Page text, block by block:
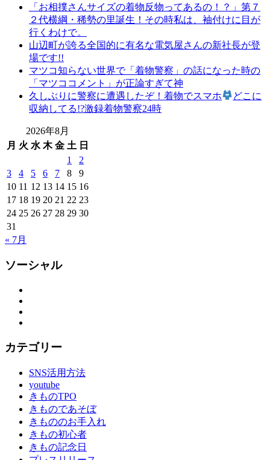
「お相撲さんサイズの着物反物ってあるの！？」第７
２代横綱・稀勢の里誕生！その時私は、袖付けに目が
行くわけで。
山辺町が誇る全国的に有名な電気屋さんの新社長が登
場です!!
マツコ知らない世界で「着物警察」の話になった時の
「マツココメント」が正論すぎて神
久しぶりに警察に遭遇したぞ！着物でスマホ
どこに
収納してる!?激録着物警察24時
2026年8月
月 火 水 木 金 土 日
1
2
3
4 5 6 7 8
9
10 11 12 13 14 15 16
17 18 19 20 21 22 23
24 25 26 27 28 29 30
31
« 7月
ソーシャル
カテゴリー
SNS活用方法
youtube
きものTPO
きものであそぼ
きもののお手入れ
きもの初心者
きもの記念日